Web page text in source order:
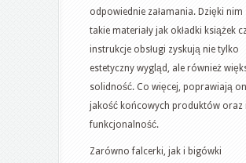
odpowiednie załamania. Dzięki nim
takie materiały jak okładki książek
instrukcje obsługi zyskują nie tylko
estetyczny wygląd, ale również
solidność. Co więcej, poprawiają
jakość końcowych produktów oraz
funkcjonalność.
Zarówno falcerki, jak i bigówki